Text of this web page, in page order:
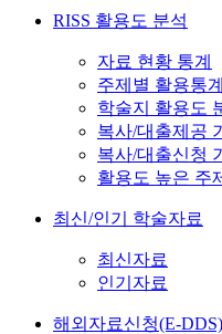
RISS 활용도 분석
자료 현황 통계
주제별 활용통
학술지 활용도
복사/대출제공
복사/대출신청
활용도 높은 주
최신/인기 학술자료
최신자료
인기자료
해외자료신청(E-DDS)